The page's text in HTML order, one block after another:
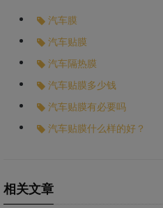
汽车膜
汽车贴膜
汽车隔热膜
汽车贴膜多少钱
汽车贴膜有必要吗
汽车贴膜什么样的好？
相关文章